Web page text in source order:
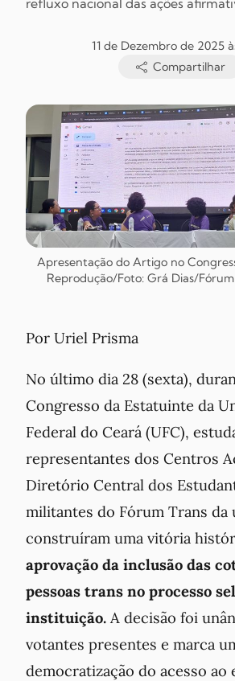
refluxo nacional das ações
11 de Dezembro de 2025
Compartilhar
Apresentação do Artigo no
Reprodução/Foto: Grá Dias/
Por Uriel Prisma
No último dia 28 (sexta),
Congresso da Estatuinte da
Federal do Ceará (UFC),
representantes dos Centros
Diretório Central dos
militantes do Fórum Trans da
construíram uma vitória
aprovação da inclusão das
pessoas trans no processo
instituição. A decisão foi
votantes presentes e marca
democratização do acesso ao